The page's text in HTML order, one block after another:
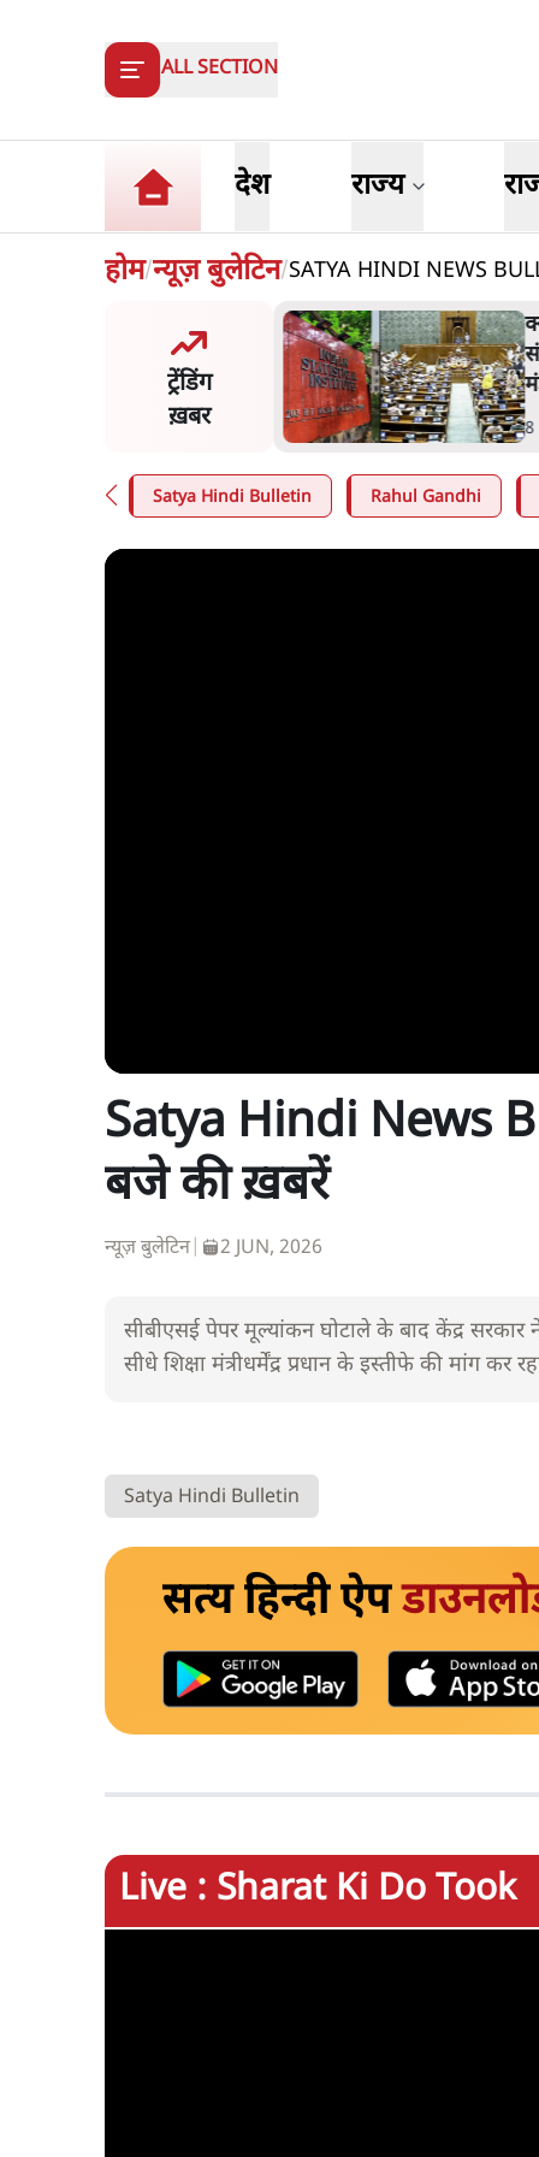
ALL SECTION
देश राज्य
होम/न्यूज़ बुलेटिन/SATYA HINDI NEWS
ट्रेंडिंग
ख़बर
की दर्दनाक दास्तान- जंतर
पैलेट गन से 5 नहीं, 6 लोग
Satya Hindi Bulletin Rahul Gandhi
Satya Hindi News
बजे की ख़बरें
न्यूज़ बुलेटिन| 2 JUN, 2026
सीबीएसई पेपर मूल्यांकन घोटाले के बाद केंद्र सरकार
सीधे शिक्षा मंत्रीधर्मेंद्र प्रधान के इस्तीफे की मांग कर
Satya Hindi Bulletin
सत्य हिन्दी ऐप
Live : Sharat Ki Do Took